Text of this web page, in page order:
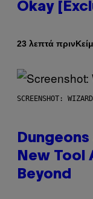
Okay
23 λεπτά πριν
SCREENSHOT:
New Tool
Beyond